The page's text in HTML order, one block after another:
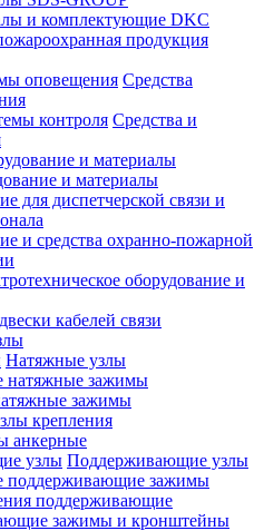
и комплектующие DKC
продукция
Средства
Средства и
и материалы
для диспетчерской связи и
и средства охранно-пожарной
оборудование и
кабелей связи
Натяжные узлы
натяжные зажимы
зажимы
крепления
анкерные
Поддерживающие узлы
поддерживающие зажимы
поддерживающие
зажимы и кронштейны